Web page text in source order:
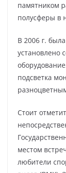
памятником
полусферы в
В 2006 г.
установлено
подсветка
Стоит
местом
любители